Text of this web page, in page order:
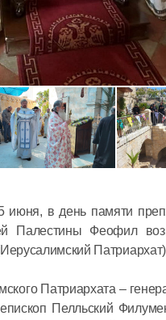
июня, в день памяти
Палестины Феофил
Патриархата –
Пелльский